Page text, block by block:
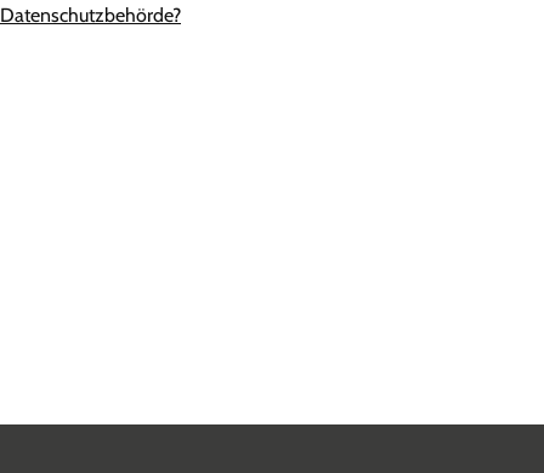
Datenschutzbehörde?